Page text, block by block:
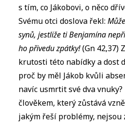
s tím, co Jákobovi, o něco
Svému otci doslova řekl:
synů, jestliže ti Benjamína
ho přivedu zpátky!(Gn 42,37)
krutosti této nabídky a dost
proč by měl Jákob kvůli
navíc usmrtit své dva
člověkem, který zůstává
jakým řeší problémy, nejsou